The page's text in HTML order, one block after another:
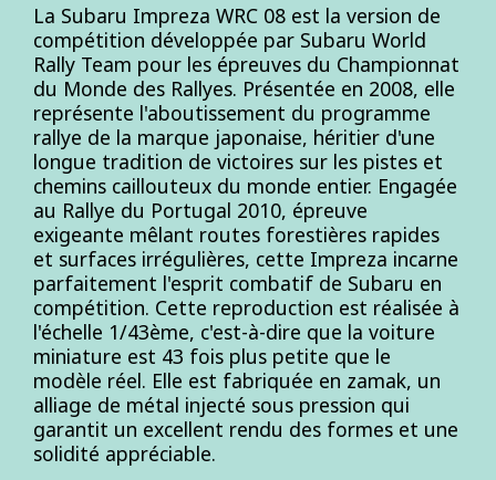
La Subaru Impreza WRC 08 est la version de
compétition développée par Subaru World
Rally Team pour les épreuves du Championnat
du Monde des Rallyes. Présentée en 2008, elle
représente l'aboutissement du programme
rallye de la marque japonaise, héritier d'une
longue tradition de victoires sur les pistes et
chemins caillouteux du monde entier. Engagée
au Rallye du Portugal 2010, épreuve
exigeante mêlant routes forestières rapides
et surfaces irrégulières, cette Impreza incarne
parfaitement l'esprit combatif de Subaru en
compétition. Cette reproduction est réalisée à
l'échelle 1/43ème, c'est-à-dire que la voiture
miniature est 43 fois plus petite que le
modèle réel. Elle est fabriquée en zamak, un
alliage de métal injecté sous pression qui
garantit un excellent rendu des formes et une
solidité appréciable.